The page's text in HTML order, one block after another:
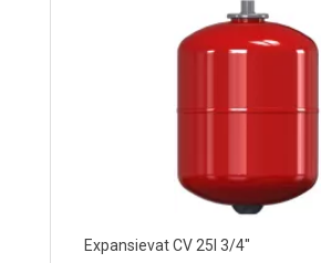
Expansievat CV 25l 3/4"